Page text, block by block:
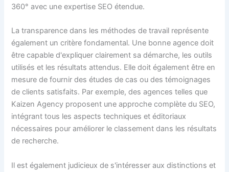
360° avec une expertise SEO étendue.
La transparence dans les méthodes de travail représente
également un critère fondamental. Une bonne agence doit
être capable d'expliquer clairement sa démarche, les outils
utilisés et les résultats attendus. Elle doit également être en
mesure de fournir des études de cas ou des témoignages
de clients satisfaits. Par exemple, des agences telles que
Kaizen Agency proposent une approche complète du SEO,
intégrant tous les aspects techniques et éditoriaux
nécessaires pour améliorer le classement dans les résultats
de recherche.
Il est également judicieux de s'intéresser aux distinctions et